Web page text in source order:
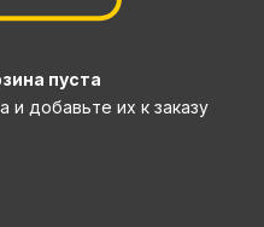
пуста
добавьте их к заказу